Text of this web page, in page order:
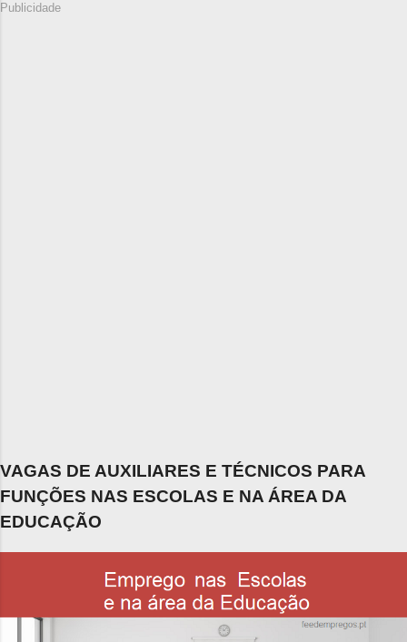
Publicidade
VAGAS DE AUXILIARES E TÉCNICOS PARA
FUNÇÕES NAS ESCOLAS E NA ÁREA DA
EDUCAÇÃO